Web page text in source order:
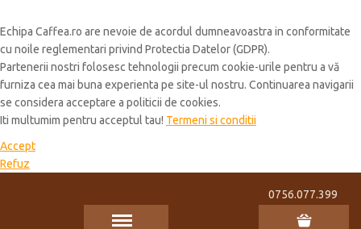
Echipa Caffea.ro are nevoie de acordul dumneavoastra in conformitate
cu noile reglementari privind Protectia Datelor (GDPR).
Partenerii nostri folosesc tehnologii precum cookie-urile pentru a vă
furniza cea mai buna experienta pe site-ul nostru. Continuarea navigarii
se considera acceptare a politicii de cookies.
Iti multumim pentru acceptul tau! Termeni si conditii
Accept
Refuz
0756.077.399